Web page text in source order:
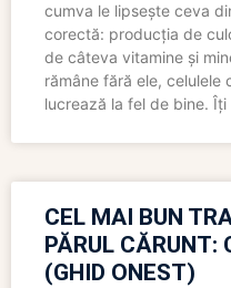
cumva le lipsește ceva
corectă: producția de
de câteva vitamine și
rămâne fără ele, celulele
lucrează la fel de bine. Îți
CEL MAI BUN
PĂRUL CĂRUNT:
(GHID ONEST)